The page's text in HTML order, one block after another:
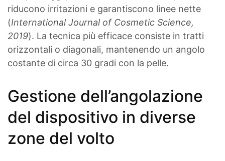
riducono irritazioni e garantiscono linee nette
(International Journal of Cosmetic Science,
2019). La tecnica più efficace consiste in tratti
orizzontali o diagonali, mantenendo un angolo
costante di circa 30 gradi con la pelle.
Gestione dell’angolazione
del dispositivo in diverse
zone del volto